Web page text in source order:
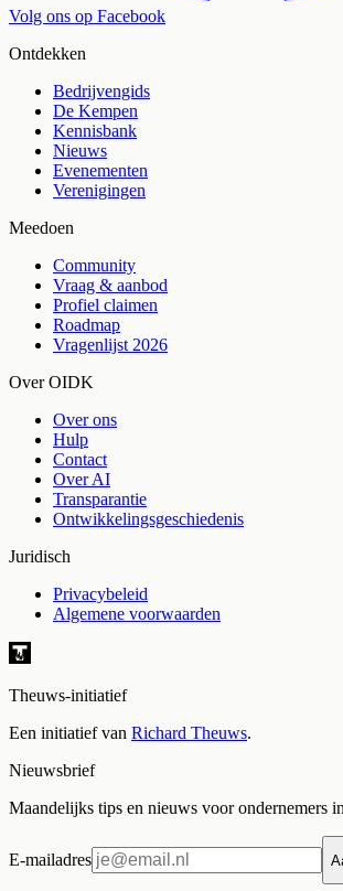
Volg ons op Facebook
Ontdekken
Bedrijvengids
De Kempen
Kennisbank
Nieuws
Evenementen
Verenigingen
Meedoen
Community
Vraag & aanbod
Profiel claimen
Roadmap
Vragenlijst 2026
Over OIDK
Over ons
Hulp
Contact
Over AI
Transparantie
Ontwikkelingsgeschiedenis
Juridisch
Privacybeleid
Algemene voorwaarden
Theuws-initiatief
Een initiatief van Richard Theuws.
Nieuwsbrief
Maandelijks tips en nieuws voor ondernemers
E-mailadres